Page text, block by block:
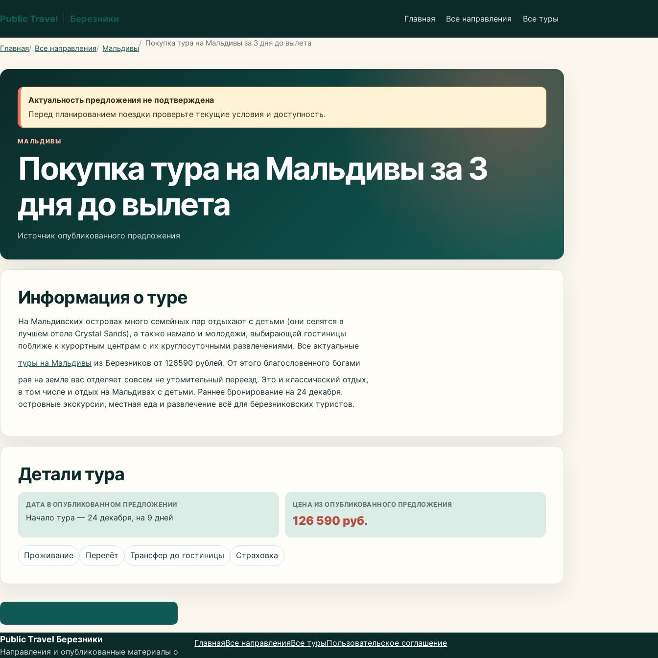
Public Travel Березники Главная Все направления Все туры
Главная Все направления Мальдивы
Покупка тура на Мальдивы за 3 дня до вылета
Актуальность предложения не подтверждена
Перед планированием поездки проверьте текущие условия и доступность.
МАЛЬДИВЫ
Покупка тура на Мальдивы за 3
дня до вылета
Источник опубликованного предложения
Информация о туре
На Мальдивских островах много семейных пар отдыхают с детьми (они селятся в
лучшем отеле Crystal Sands), а также немало и молодежи, выбирающей гостиницы
поближе к курортным центрам с их круглосуточными развлечениями. Все актуальные
туры на Мальдивы из Березников от 126590 рублей. От этого благословенного богами
рая на земле вас отделяет совсем не утомительный переезд. Это и классический отдых,
в том числе и отдых на Мальдивах с детьми. Раннее бронирование на 24 декабря.
островные экскурсии, местная еда и развлечение всё для березниковских туристов.
Детали тура
ДАТА В ОПУБЛИКОВАННОМ ПРЕДЛОЖЕНИИ
Начало тура — 24 декабря, на 9 дней
ЦЕНА ИЗ ОПУБЛИКОВАННОГО ПРЕДЛОЖЕНИЯ
126 590 руб.
Проживание Перелёт Трансфер до гостиницы Страховка
Public Travel Березники
Направления и опубликованные материалы о
ГлавнаяВсе направленияВсе турыПользовательское соглашение